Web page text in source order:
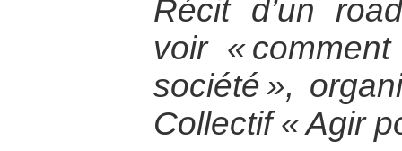
Récit d’un
voir «
société »,
Collectif « Agir